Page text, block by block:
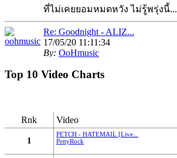
ที่ไม่เคยยอมหมดหวัง ไม่รู้พรุ่งนี้...
Re: Goodnight - ALIZ...
17/05/20 11:11:34
By: OoHmusic
รีวิว :
Re: ฟ้าหลังฝน - Nine...
07/07/19 21:29:00
OoHmusic
Top 10 Video Charts
Rnk Video
1
PETCH - HATEMAIL [Live...
PettyRock